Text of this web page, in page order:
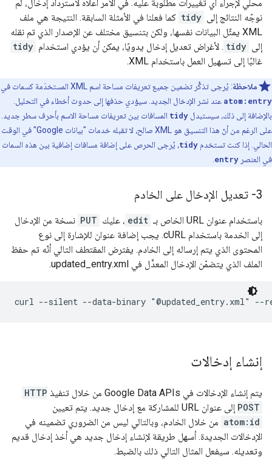
محلي لإجراء أي تغييرات مطلوبة عليه. في الأمر أعلاه لاسترداد إدخال، لم
نوجّه النتائج إلى tidy كما فعلنا في الأمثلة السابقة. النتيجة هي ملف
XML يمثّل البيانات نفسها، ولكن بتنسيق مختلف عن الإصدار الذي تم نقله
إلى tidy . لأغراض تعديل إدخال يدويًا، يمكن أن يؤدي استخدام tidy
غالبًا إلى تسهيل العمل باستخدام XML.
ملاحظة: يُرجى تذكُّر تضمين جميع تعريفات مساحة اسم XML المستخدَمة كسمات في
atom:entry عند نشر الإدخال الجديد. سيؤدي حذفها إلى حدوث أخطاء في التحليل.
بالإضافة إلى ذلك، سيستبدل tidy المسافات بين تعريفات مساحة الاسم بأحرف سطر جديد.
على الرغم من أنّ هذا التنسيق هو XML صالح، لا تقبله خدمات "بيانات Google" في الوقت
الحالي. إذا كنت تستخدم tidy، يُرجى الحرص على إضافة مسافات إضافية بين هذه السمات
في العنصر entry
3- تعديل الإدخال على الخادم
باستخدام عنوان URL الخاص بـ edit ، عليك PUT نسخة من الإدخال
إلى الخدمة باستخدام cURL. يجب إضافة عنوان للإشارة إلى نوع
المحتوى الذي يتم إرساله إلى الخادم. يفترض المقتطف التالي أنّه تم حفظ
الملف الذي يتضمّن الإدخال المعدَّل في updated_entry.xml.
إنشاء إدخالات
يتم إنشاء الإدخالات في Google Data APIs من خلال تنفيذ
HTTP
POST إلى عنوان URL للمشاركة مع إدخال جديد. يتم تعيين
atom:id من خلال الخادم، وبالتالي ليس من الضروري تضمينه في
الإدخالات الجديدة. أسهل طريقة لإنشاء إدخال جديد هي أخذ إدخال قديم
وتعديله. سيفعل المثال التالي ذلك بالضبط.